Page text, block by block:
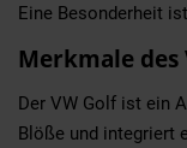
Eine Besonderheit
Merkmale des
Der VW Golf ist ein
Blöße und integriert